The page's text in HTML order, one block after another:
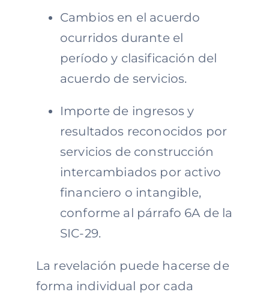
Cambios en el acuerdo
ocurridos durante el
período y clasificación del
acuerdo de servicios.
Importe de ingresos y
resultados reconocidos por
servicios de construcción
intercambiados por activo
financiero o intangible,
conforme al párrafo 6A de la
SIC-29.
La revelación puede hacerse de
forma individual por cada